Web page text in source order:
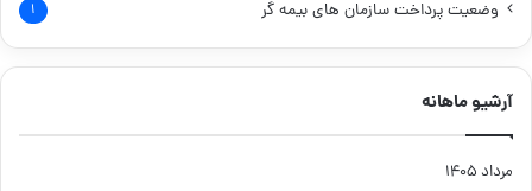
وضعیت پرداخت سازمان های بیمه گر ۱
آرشیو ماهانه
مرداد ۱۴۰۵